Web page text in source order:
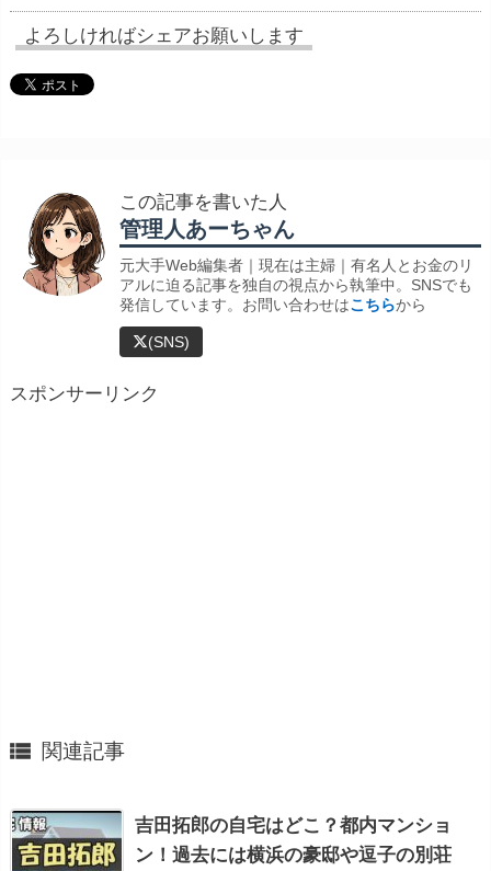
よろしければシェアお願いします
この記事を書いた人
管理人あーちゃん
元大手Web編集者｜現在は主婦｜有名人とお金のリ
アルに迫る記事を独自の視点から執筆中。SNSでも
発信しています。お問い合わせはこちらから
(SNS)
スポンサーリンク
 関連記事
吉田拓郎の自宅はどこ？都内マンショ
ン！過去には横浜の豪邸や逗子の別荘